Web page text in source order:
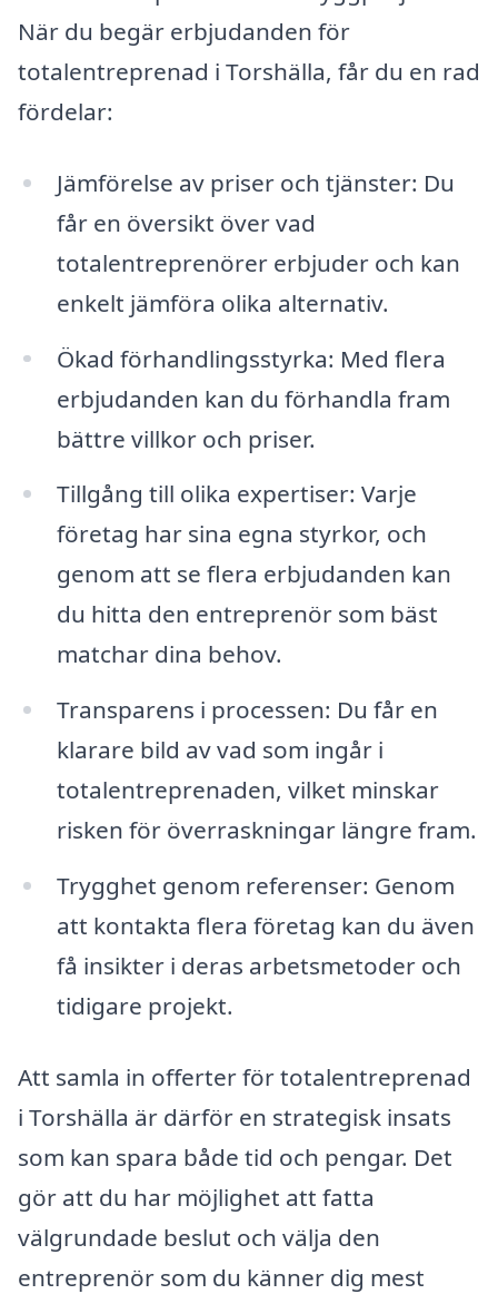
När du begär erbjudanden för
totalentreprenad i Torshälla, får du en rad
fördelar:
Jämförelse av priser och tjänster: Du
får en översikt över vad
totalentreprenörer erbjuder och kan
enkelt jämföra olika alternativ.
Ökad förhandlingsstyrka: Med flera
erbjudanden kan du förhandla fram
bättre villkor och priser.
Tillgång till olika expertiser: Varje
företag har sina egna styrkor, och
genom att se flera erbjudanden kan
du hitta den entreprenör som bäst
matchar dina behov.
Transparens i processen: Du får en
klarare bild av vad som ingår i
totalentreprenaden, vilket minskar
risken för överraskningar längre fram.
Trygghet genom referenser: Genom
att kontakta flera företag kan du även
få insikter i deras arbetsmetoder och
tidigare projekt.
Att samla in offerter för totalentreprenad
i Torshälla är därför en strategisk insats
som kan spara både tid och pengar. Det
gör att du har möjlighet att fatta
välgrundade beslut och välja den
entreprenör som du känner dig mest